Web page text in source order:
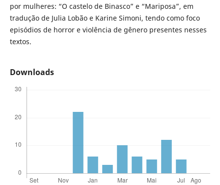
por mulheres: “O castelo de Binasco” e “Mariposa”, em
tradução de Julia Lobão e Karine Simoni, tendo como foco
episódios de horror e violência de gênero presentes nesses
textos.
Downloads